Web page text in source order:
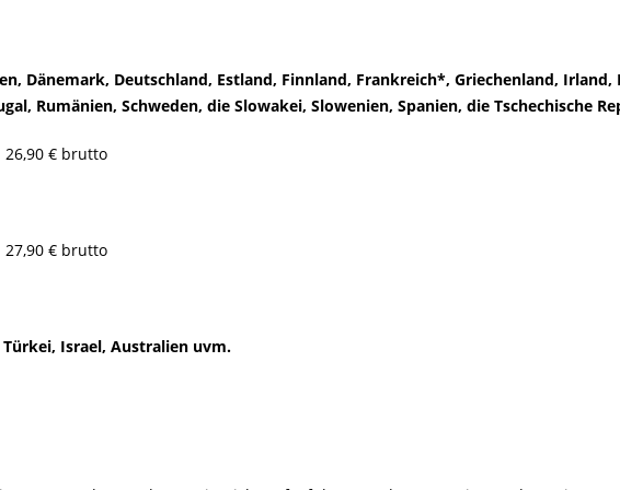
Dänemark, Deutschland, Estland, Finnland, Frankreich*, Griechenland,
Rumänien, Schweden, die Slowakei, Slowenien, Spanien, die Tschechische
26,90 € brutto
27,90 € brutto
Türkei, Israel, Australien uvm.